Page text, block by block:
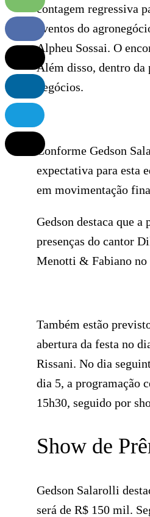
contagem regressiva
eventos do
Alpheu Sossai. O
Além disso, dentro da
negócios.
Conforme Gedson
expectativa para esta
em movimentação
Gedson destaca que
presenças do cantor
Menotti & Fabiano no
Também estão
abertura da festa no
Rissani. No dia
dia 5, a programação
15h30, seguido por
Show de
Gedson Salarolli
será de R$ 150 mil.